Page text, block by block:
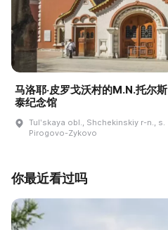
马洛耶·皮罗戈沃村的M.N.托尔斯
泰纪念馆
Tulʹskaya obl., Shchekinskiy r-n., s.
Pirogovo-Zykovo
你最近看过吗